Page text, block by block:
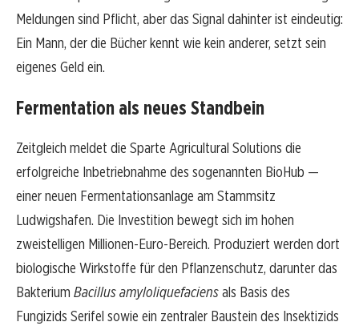
Meldungen sind Pflicht, aber das Signal dahinter ist eindeutig:
Ein Mann, der die Bücher kennt wie kein anderer, setzt sein
eigenes Geld ein.
Fermentation als neues Standbein
Zeitgleich meldet die Sparte Agricultural Solutions die
erfolgreiche Inbetriebnahme des sogenannten BioHub —
einer neuen Fermentationsanlage am Stammsitz
Ludwigshafen. Die Investition bewegt sich im hohen
zweistelligen Millionen-Euro-Bereich. Produziert werden dort
biologische Wirkstoffe für den Pflanzenschutz, darunter das
Bakterium Bacillus amyloliquefaciensals Basis des
Fungizids Serifel sowie ein zentraler Baustein des Insektizids